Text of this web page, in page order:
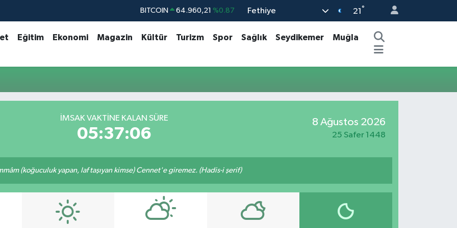
BITCOIN 64.960,21 %0.87
STERLİN 64,4811 %0.38
BİST100 13.779 %-14
Fethiye 21 °
Eğitim Ekonomi Magazin Kültür Turizm Spor Sağlık Seydikemer
Muğla
İMSAK VAKTINE KALAN SÜRE
05:37:06
8 Ağustos 2026
25 Safer 1448
(koğuculuk yapan, laf taşıyan kimse) Cennet'e giremez. (Hadis-i şerif)